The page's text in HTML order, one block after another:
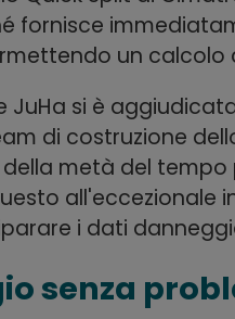
fornisce
un calcolo
JuHa si è
di costruzione
metà del
all'eccezionale
i dati
senza